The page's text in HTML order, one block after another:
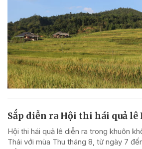
Sắp diễn ra Hội thi hái quả lê
Hội thi hái quả lê diễn ra trong khuôn
Thái với mùa Thu tháng 8, từ ngày 7